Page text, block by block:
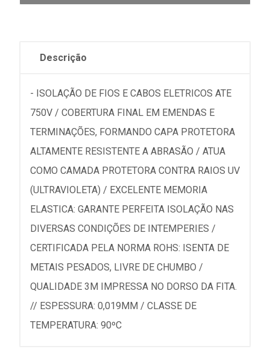
Descrição
- ISOLAÇÃO DE FIOS E CABOS ELETRICOS ATE
750V / COBERTURA FINAL EM EMENDAS E
TERMINAÇÕES, FORMANDO CAPA PROTETORA
ALTAMENTE RESISTENTE A ABRASÃO / ATUA
COMO CAMADA PROTETORA CONTRA RAIOS UV
(ULTRAVIOLETA) / EXCELENTE MEMORIA
ELASTICA: GARANTE PERFEITA ISOLAÇÃO NAS
DIVERSAS CONDIÇÕES DE INTEMPERIES /
CERTIFICADA PELA NORMA ROHS: ISENTA DE
METAIS PESADOS, LIVRE DE CHUMBO /
QUALIDADE 3M IMPRESSA NO DORSO DA FITA.
// ESPESSURA: 0,019MM / CLASSE DE
TEMPERATURA: 90ºC